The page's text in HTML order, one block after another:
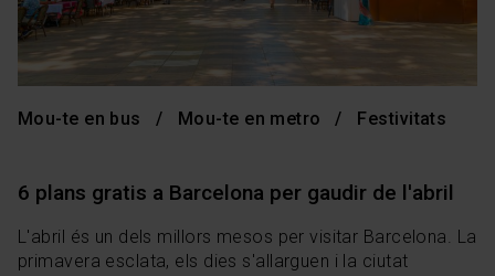
Mou-te en bus Mou-te en metro Festivitats
6 plans gratis a Barcelona per gaudir de l'abril
L'abril és un dels millors mesos per visitar Barcelona. La
primavera esclata, els dies s'allarguen i la ciutat